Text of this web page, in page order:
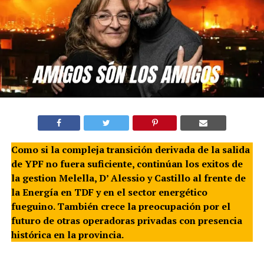
Como si la compleja transición derivada de la salida
de YPF no fuera suficiente, continúan los exitos de
la gestion Melella, D’ Alessio y Castillo al frente de
la Energía en TDF y en el sector energético
fueguino. También crece la preocupación por el
futuro de otras operadoras privadas con presencia
histórica en la provincia.